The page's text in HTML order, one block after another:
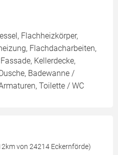
Flachheizkörper,
Flachdacharbeiten,
Kellerdecke,
Badewanne /
Toilette / WC
von 24214 Eckernförde)